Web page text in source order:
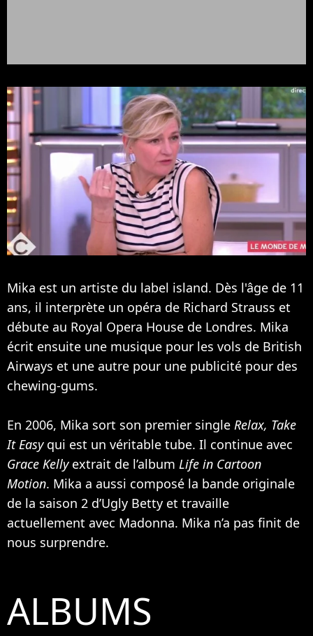
Mika est un artiste du label island. Dès l'âge de 11
ans, il interprète un opéra de Richard Strauss et
débute au Royal Opera House de Londres. Mika
écrit ensuite une musique pour les vols de British
Airways et une autre pour une publicité pour des
chewing-gums.
En 2006, Mika sort son premier single Relax, Take
It Easyqui est un véritable tube. Il continue avec
Grace Kellyextrait de l’album Life in Cartoon
Motion. Mika a aussi composé la bande originale
de la saison 2 d’Ugly Betty et travaille
actuellement avec Madonna. Mika n’a pas finit de
nous surprendre.
ALBUMS